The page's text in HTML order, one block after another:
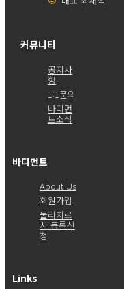
커뮤니티
공지사
항
1:1문의
바디먼
트소식
바디먼트
About Us
회원가입
물리치료
사 등록신
청
Links